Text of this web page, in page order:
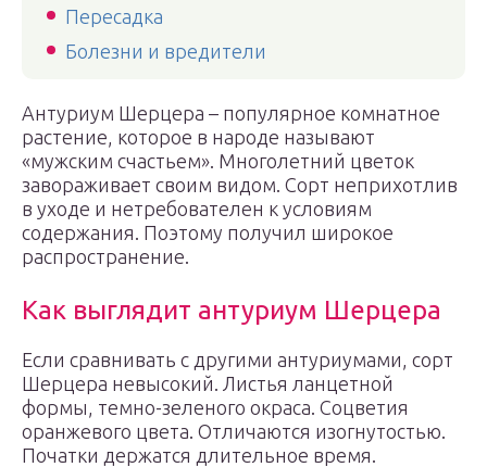
Пересадка
Болезни и вредители
Антуриум Шерцера – популярное комнатное
растение, которое в народе называют
«мужским счастьем». Многолетний цветок
завораживает своим видом. Сорт неприхотлив
в уходе и нетребователен к условиям
содержания. Поэтому получил широкое
распространение.
Как выглядит антуриум Шерцера
Если сравнивать с другими антуриумами, сорт
Шерцера невысокий. Листья ланцетной
формы, темно-зеленого окраса. Соцветия
оранжевого цвета. Отличаются изогнутостью.
Початки держатся длительное время.